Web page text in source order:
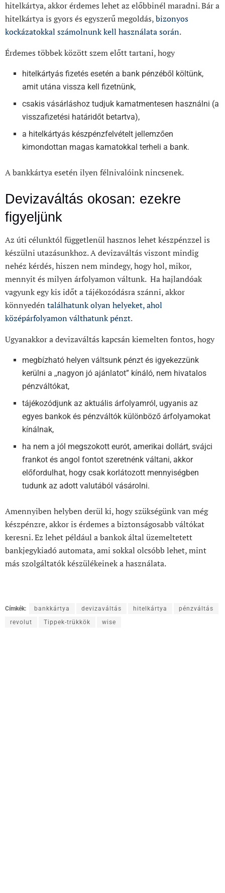
hitelkártya, akkor érdemes lehet az előbbinél maradni. Bár a
hitelkártya is gyors és egyszerű megoldás,bizonyos
kockázatokkal számolnunk kell használata során.
Érdemes többek között szem előtt tartani, hogy
hitelkártyás fizetés esetén a bank pénzéből költünk,
amit utána vissza kell fizetnünk,
csakis vásárláshoz tudjuk kamatmentesen használni (a
visszafizetési határidőt betartva),
a hitelkártyás készpénzfelvételt jellemzően
kimondottan magas kamatokkal terheli a bank.
A bankkártya esetén ilyen félnivalóink nincsenek.
Devizaváltás okosan: ezekre
figyeljünk
Az úti célunktól függetlenül hasznos lehet készpénzzel is
készülni utazásunkhoz. A devizaváltás viszont mindig
nehéz kérdés, hiszen nem mindegy, hogy hol, mikor,
mennyit és milyen árfolyamon váltunk. Ha hajlandóak
vagyunk egy kis időt a tájékozódásra szánni, akkor
könnyedén találhatunk olyan helyeket, ahol
középárfolyamon válthatunk pénzt.
Ugyanakkor a devizaváltás kapcsán kiemelten fontos, hogy
megbízható helyen váltsunk pénzt és igyekezzünk
kerülni a ,,nagyon jó ajánlatot” kínáló, nem hivatalos
pénzváltókat,
tájékozódjunk az aktuális árfolyamról, ugyanis az
egyes bankok és pénzváltók különböző árfolyamokat
kínálnak,
ha nem a jól megszokott eurót, amerikai dollárt, svájci
frankot és angol fontot szeretnénk váltani, akkor
előfordulhat, hogy csak korlátozott mennyiségben
tudunk az adott valutából vásárolni.
Amennyiben helyben derül ki, hogy szükségünk van még
készpénzre, akkor is érdemes a biztonságosabb váltókat
keresni. Ez lehet például a bankok által üzemeltetett
bankjegykiadó automata, ami sokkal olcsóbb lehet, mint
más szolgáltatók készülékeinek a használata.
Címkék: bankkártya devizaváltás hitelkártya
pénzváltás
revolut
Tippek-trükkök wise